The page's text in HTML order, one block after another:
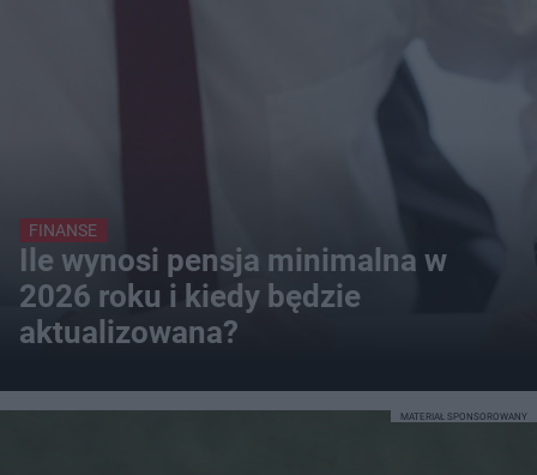
FINANSE
Ile wynosi pensja minimalna w
2026 roku i kiedy będzie
aktualizowana?
MATERIAŁ SPONSOROWANY